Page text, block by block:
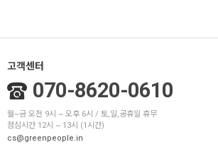
고객센터
070-8620-0610
월~금 오전 9시 ~ 오후 6시 / 토,일,공휴일 휴무
점심시간 12시 ~ 13시 (1시간)
cs@greenpeople.in